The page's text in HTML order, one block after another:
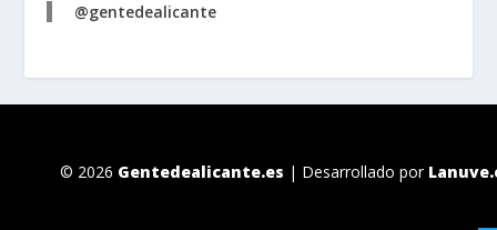
@gentedealicante
© 2026 Gentedealicante.es | Desarrollado por